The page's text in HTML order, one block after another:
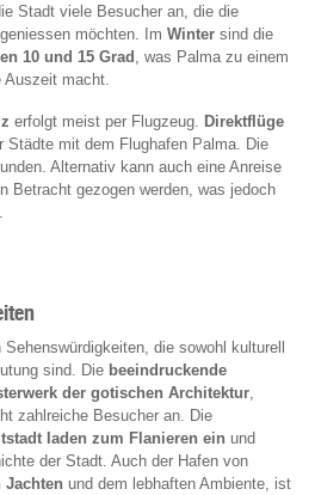
Stadt viele Besucher an, die die
möchten. Im Winter sind die
10 und 15 Grad
, was Palma zu einem
macht.
erfolgt meist per Flugzeug.
Direktflüge
Städte mit dem Flughafen Palma. Die
Alternativ kann auch eine Anreise
Betracht gezogen werden, was jedoch
die sowohl kulturell
sind. Die beeindruckende
der gotischen Architektur
zahlreiche Besucher an. Die
laden zum Flanieren ein und
der Stadt. Auch der Hafen von
Jachten und dem lebhaften Ambiente, ist